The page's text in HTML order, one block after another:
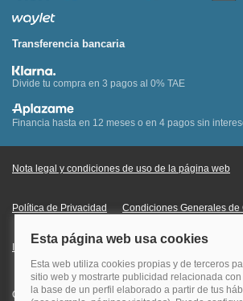
Transferencia bancaria
Divide tu compra en 3 pagos al 0% TAE
Financia hasta en 12 meses o en 4 pagos sin
Nota legal y condiciones de uso de la página web
Política de Privacidad Condiciones Generales de
Información Legal sobre Mercados en Línea
Quehoteles.com - Especialistas en hoteles ©